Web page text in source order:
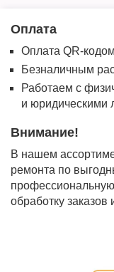
Оплата
Оплата QR-кодом
Безналичным
Работаем с
и юридическими
Внимание!
В нашем
ремонта по
обработку